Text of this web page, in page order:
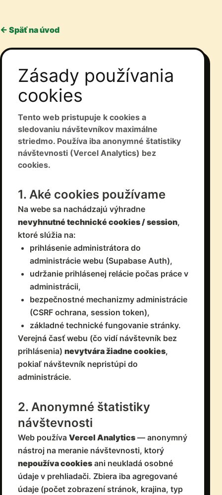
← Späť na úvod
Zásady používania
cookies
Tento web pristupuje k cookies a
sledovaniu návštevníkov maximálne
striedmo. Používa iba anonymné štatistiky
návštevnosti (Vercel Analytics) bez
cookies.
1. Aké cookies používame
Na webe sa nachádzajú výhradne
nevyhnutné technické cookies / session,
ktoré slúžia na:
prihlásenie administrátora do
administrácie webu (Supabase Auth),
udržanie prihlásenej relácie počas práce v
administrácii,
bezpečnostné mechanizmy administrácie
(CSRF ochrana, session token),
základné technické fungovanie stránky.
Verejná časť webu (čo vidí návštevník bez
prihlásenia) nevytvára žiadne cookies,
pokiaľ návštevník nepristúpi do
administrácie.
2. Anonymné štatistiky
návštevnosti
Web používa Vercel Analytics — anonymný
nástroj na meranie návštevnosti, ktorý
nepoužíva cookies ani neukladá osobné
údaje v prehliadači. Zbiera iba agregované
údaje (počet zobrazení stránok, krajina, typ